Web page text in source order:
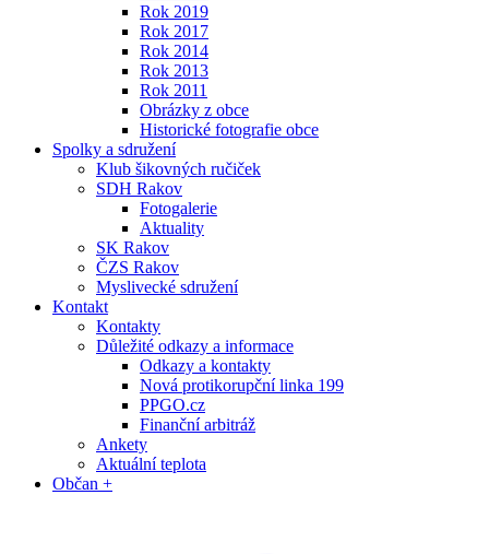
Rok 2019
Rok 2017
Rok 2014
Rok 2013
Rok 2011
Obrázky z obce
Historické fotografie obce
Spolky a sdružení
Klub šikovných ručiček
SDH Rakov
Fotogalerie
Aktuality
SK Rakov
ČZS Rakov
Myslivecké sdružení
Kontakt
Kontakty
Důležité odkazy a informace
Odkazy a kontakty
Nová protikorupční linka 199
PPGO.cz
Finanční arbitráž
Ankety
Aktuální teplota
Občan +